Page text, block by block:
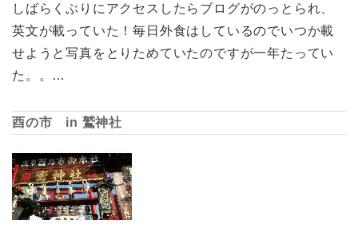
しばらくぶりにアクセスしたらブログがのっとられ、
英文が載っていた！毎日外食はしているのでいつか載
せようと写真をとりためていたのですが一年たってい
た。。…
酉の市 in 鷲神社